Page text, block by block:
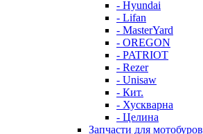
- Hyundai
- Lifan
- MasterYard
- OREGON
- PATRIOT
- Rezer
- Unisaw
- Кит.
- Хускварна
- Целина
Запчасти для мотобуров